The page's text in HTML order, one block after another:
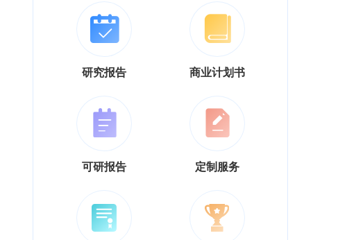
研究报告 商业计划书
可研报告 定制服务